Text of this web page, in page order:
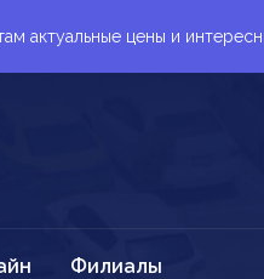
актуальные цены и
Филиалы